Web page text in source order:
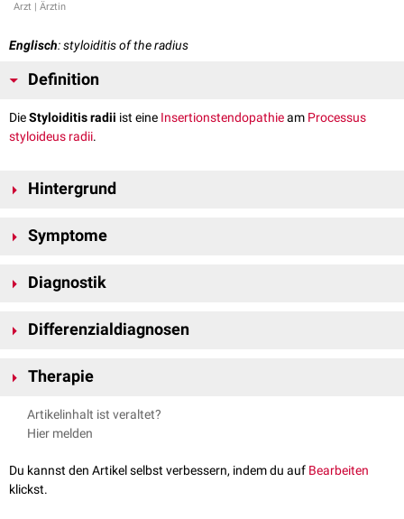
Arzt | Ärztin
Englisch: styloiditis of the radius
Definition
DieStyloiditis radii ist eine Insertionstendopathieam Processus
styloideus radii.
Hintergrund
lateralisvergleichen. Es kommt zu entzündlich-degenerativen
bzw. im Sehnengewebe des
werden eine chronische Fehl- bzw. Überbelastung und die damit
Symptome
unterschiedlicher Ausstrahlung nach
Kraftminderung vorliegen.
Diagnostik
Differenzialdiagnosen
Neuralgiedes Ramus superficialis des
Therapie
Schonung der betroffenen Extremität
antiphlogistische
Instillation
von Lokalanästhetika Glukokortikoiden
Artikelinhalt ist veraltet?
Hier melden
Du kannst den Artikel selbst verbessern, indem du auf Bearbeiten
klickst.